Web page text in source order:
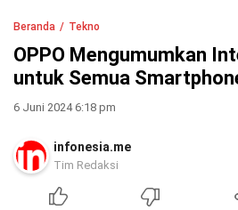
Beranda Tekno
OPPO Mengumumkan
untuk Semua
6 Juni 2024 6:18 pm
infonesia.me
Tim Redaksi